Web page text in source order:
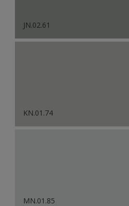
JN.02.61
KN.01.74
MN.01.85